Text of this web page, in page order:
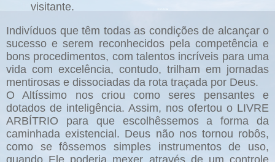
visitante.
Indivíduos que têm todas as condições de alcançar o
sucesso e serem reconhecidos pela competência e
bons procedimentos, com talentos incríveis para uma
vida com excelência, contudo, trilham em jornadas
mentirosas e dissociadas da rota traçada por Deus.
O Altíssimo nos criou como seres pensantes e
dotados de inteligência. Assim, nos ofertou o LIVRE
ARBÍTRIO para que escolhêssemos a forma da
caminhada existencial. Deus não nos tornou robôs,
como se fôssemos simples instrumentos de uso,